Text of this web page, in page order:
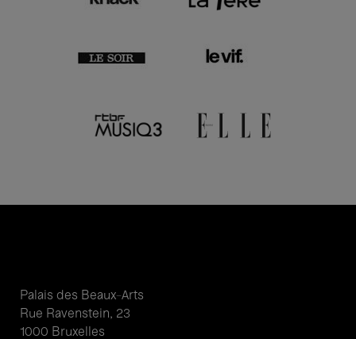
Palais des Beaux-Arts
Rue Ravenstein, 23
1000 Bruxelles